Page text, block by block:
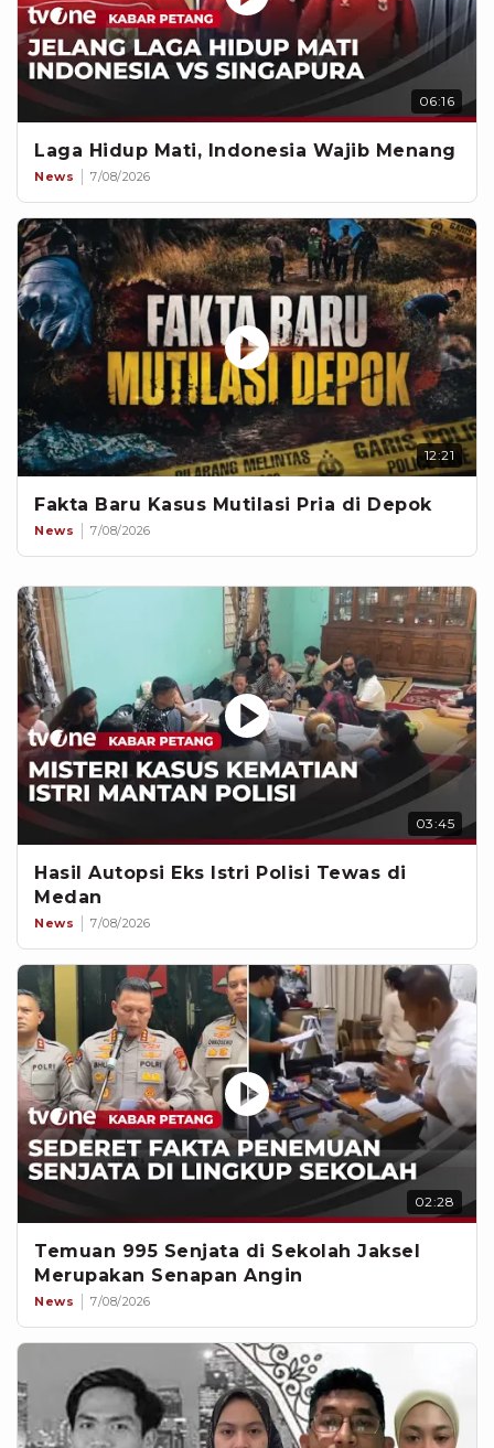
06:16
Laga Hidup Mati, Indonesia Wajib Menang
News 7/08/2026
12:21
Fakta Baru Kasus Mutilasi Pria di Depok
News 7/08/2026
03:45
Hasil Autopsi Eks Istri Polisi Tewas di
Medan
News 7/08/2026
02:28
Temuan 995 Senjata di Sekolah Jaksel
Merupakan Senapan Angin
News 7/08/2026